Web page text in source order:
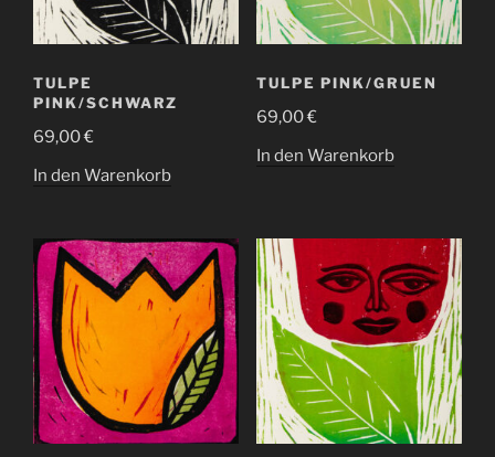
TULPE
PINK/SCHWARZ
69,00€
In den Warenkorb
TULPE PINK/GRUEN
69,00€
In den Warenkorb